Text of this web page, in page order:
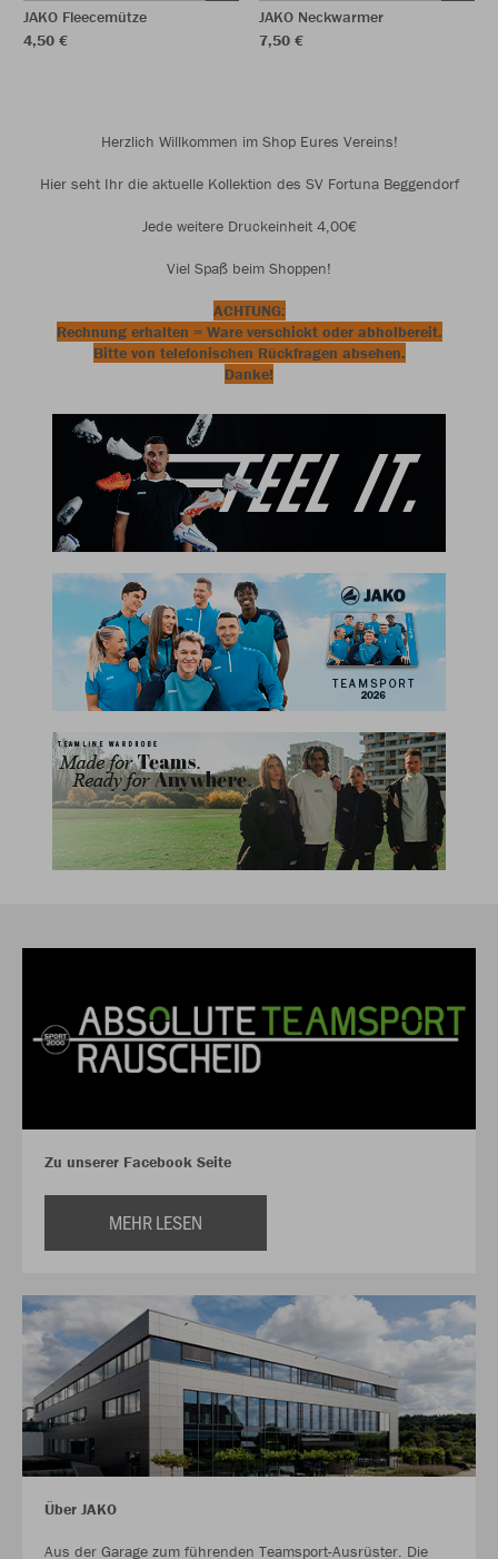
JAKO Fleecemütze
4,50 €
JAKO Neckwarmer
7,50 €
Herzlich Willkommen im Shop Eures Vereins!
Hier seht Ihr die aktuelle Kollektion des SV Fortuna Beggendorf
Jede weitere Druckeinheit 4,00€
Viel Spaß beim Shoppen!
ACHTUNG:
Rechnung erhalten = Ware verschickt oder abholbereit.
Bitte von telefonischen Rückfragen absehen.
Danke!
Zu unserer Facebook Seite
MEHR LESEN
Über JAKO
Aus der Garage zum führenden Teamsport-Ausrüster. Die